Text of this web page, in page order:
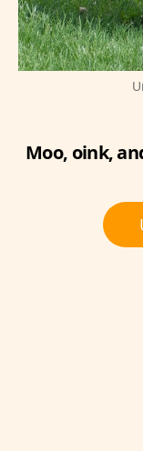
Moo, oink,